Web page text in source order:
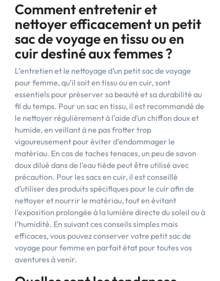
Comment entretenir et
nettoyer efficacement un petit
sac de voyage en tissu ou en
cuir destiné aux femmes ?
L’entretien et le nettoyage d’un petit sac de voyage
pour femme, qu’il soit en tissu ou en cuir, sont
essentiels pour préserver sa beauté et sa durabilité au
fil du temps. Pour un sac en tissu, il est recommandé de
le nettoyer régulièrement à l’aide d’un chiffon doux et
humide, en veillant à ne pas frotter trop
vigoureusement pour éviter d’endommager le
matériau. En cas de taches tenaces, un peu de savon
doux dilué dans de l’eau tiède peut être utilisé avec
précaution. Pour les sacs en cuir, il est conseillé
d’utiliser des produits spécifiques pour le cuir afin de
nettoyer et nourrir le matériau, tout en évitant
l’exposition prolongée à la lumière directe du soleil ou à
l’humidité. En suivant ces conseils simples mais
efficaces, vous pouvez conserver votre petit sac de
voyage pour femme en parfait état pour toutes vos
aventures à venir.